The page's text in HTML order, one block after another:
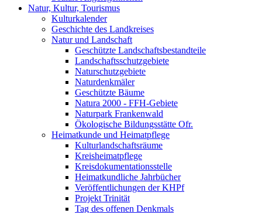
Natur, Kultur, Tourismus
Kulturkalender
Geschichte des Landkreises
Natur und Landschaft
Geschützte Landschaftsbestandteile
Landschaftsschutzgebiete
Naturschutzgebiete
Naturdenkmäler
Geschützte Bäume
Natura 2000 - FFH-Gebiete
Naturpark Frankenwald
Ökologische Bildungsstätte Ofr.
Heimatkunde und Heimatpflege
Kulturlandschaftsräume
Kreisheimatpflege
Kreisdokumentationsstelle
Heimatkundliche Jahrbücher
Veröffentlichungen der KHPf
Projekt Trinität
Tag des offenen Denkmals